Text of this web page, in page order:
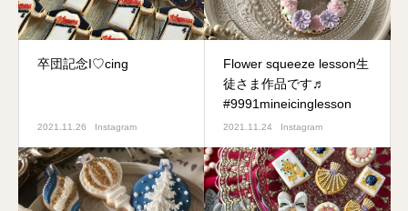
卒団記念I♡cing️
2021.11.26 Instagram
Flower squeeze lesson生
徒さま作品です♬
#9991mineicinglesson
2021.11.24 Instagram